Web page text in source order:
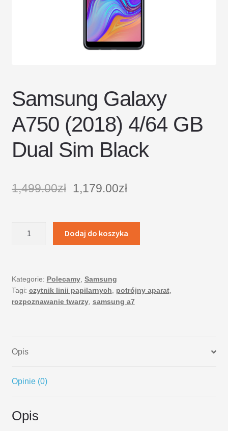
POLITYKA PRYWATNOŚCI
REGULAMIN SKLEPU
Samsung Galaxy
A750 (2018) 4/64 GB
Dual Sim Black
1,499.00zł 1,179.00zł
(2018)
4/64
GB
Dodaj do koszyka
Kategorie: Polecamy, Samsung
Tagi: czytnik linii papilarnych, potrójny aparat,
rozpoznawanie twarzy, samsung a7
Opis
Opinie (0)
Opis